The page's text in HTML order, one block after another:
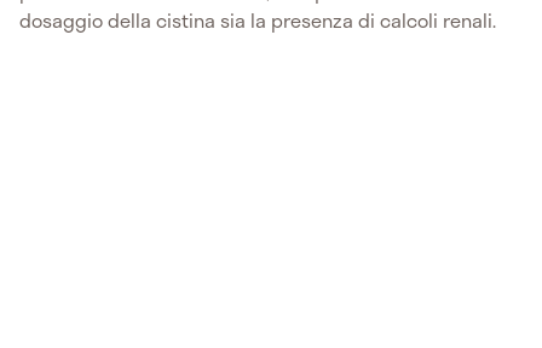
dosaggio della cistina sia la presenza di calcoli renali.